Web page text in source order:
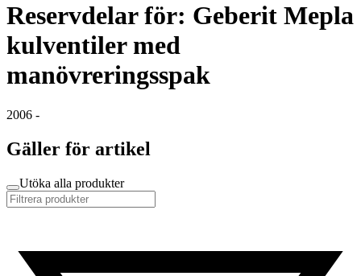
Reservdelar för: Geberit Mepla
kulventiler med
manövreringsspak
2006 -
Gäller för artikel
Utöka alla produkter